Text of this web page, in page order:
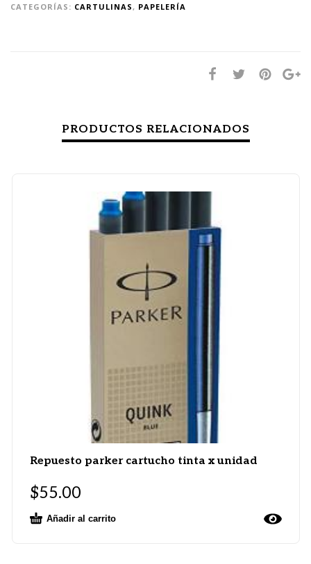
CATEGORÍAS: CARTULINAS, PAPELERÍA
PRODUCTOS RELACIONADOS
Repuesto parker cartucho tinta x unidad
$55.00
Añadir al carrito